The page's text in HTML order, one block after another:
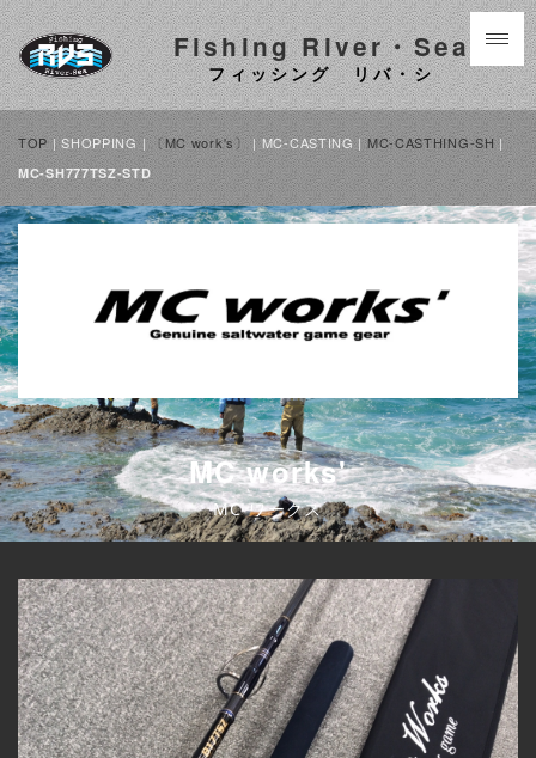
Fishing River・Sea
フィッシング リバ・シ
TOP | SHOPPING |〔MC work's〕| MC-CASTING |MC-CASTHING-SH|
MC-SH777TSZ-STD
MC works'
MC ワークス